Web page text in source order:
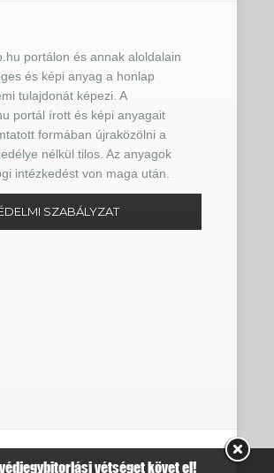
portálon és annak aloldalain
és képi anyag a honlap
tulajdonát képezi. A
portál írott és képi anyagait
formában újraközölni a
nélkül tilos. Az anyagok
intézkedést von maga után.
SZABÁLYZAT
védjegybitorlási vétséget követ el!